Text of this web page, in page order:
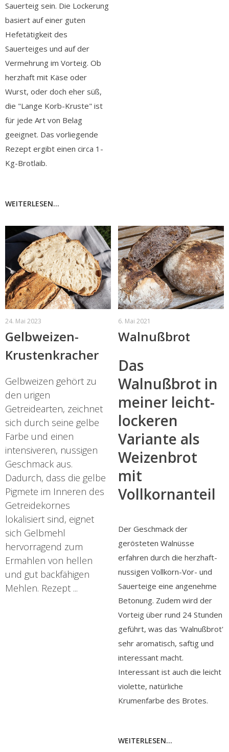
Sauerteig sein. Die Lockerung
basiert auf einer guten
Hefetätigkeit des
Sauerteiges und auf der
Vermehrung im Vorteig. Ob
herzhaft mit Käse oder
Wurst, oder doch eher süß,
die "Lange Korb-Kruste" ist
für jede Art von Belag
geeignet. Das vorliegende
Rezept ergibt einen circa 1-
Kg-Brotlaib.
WEITERLESEN...
24. Mai 2023
Gelbweizen-
Krustenkracher
Gelbweizen gehört zu
den urigen
Getreidearten, zeichnet
sich durch seine gelbe
Farbe und einen
intensiveren, nussigen
Geschmack aus.
Dadurch, dass die gelbe
Pigmete im Inneren des
Getreidekornes
lokalisiert sind, eignet
sich Gelbmehl
hervorragend zum
Ermahlen von hellen
und gut backfähigen
Mehlen. Rezept ...
6. Mai 2021
Walnußbrot
Das
Walnußbrot in
meiner leicht-
lockeren
Variante als
Weizenbrot
mit
Vollkornanteil
Der Geschmack der
gerösteten Walnüsse
erfahren durch die herzhaft-
nussigen Vollkorn-Vor- und
Sauerteige eine angenehme
Betonung. Zudem wird der
Vorteig über rund 24 Stunden
geführt, was das 'Walnußbrot'
sehr aromatisch, saftig und
interessant macht.
Interessant ist auch die leicht
violette, natürliche
Krumenfarbe des Brotes.
WEITERLESEN...